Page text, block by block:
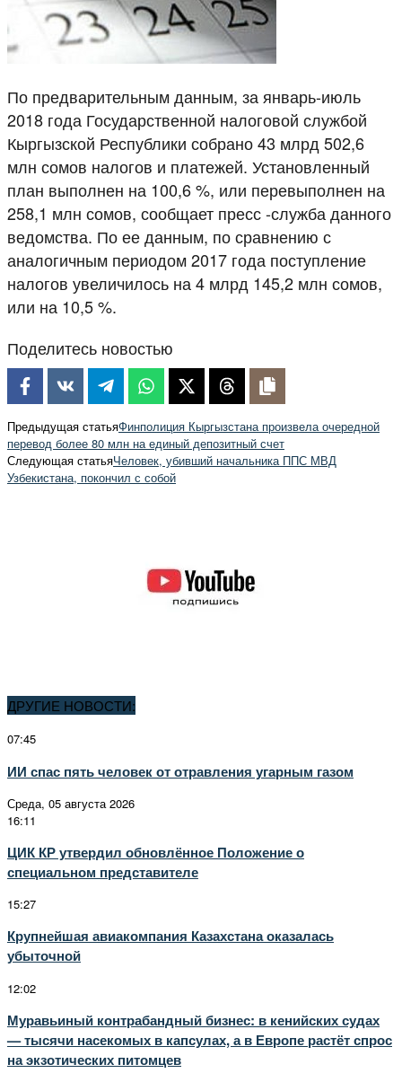
По предварительным данным, за январь-июль
2018 года Государственной налоговой службой
Кыргызской Республики собрано 43 млрд 502,6
млн сомов налогов и платежей. Установленный
план выполнен на 100,6 %, или перевыполнен на
258,1 млн сомов, сообщает пресс -служба данного
ведомства. По ее данным, по сравнению с
аналогичным периодом 2017 года поступление
налогов увеличилось на 4 млрд 145,2 млн сомов,
или на 10,5 %.
Поделитесь новостью
Предыдущая статьяФинполиция Кыргызстана произвела очередной
перевод более 80 млн на единый депозитный счет
Следующая статьяЧеловек, убивший начальника ППС МВД
Узбекистана, покончил с собой
ДРУГИЕ НОВОСТИ:
07:45
ИИ спас пять человек от отравления угарным газом
Среда, 05 августа 2026
16:11
ЦИК КР утвердил обновлённое Положение о
специальном представителе
15:27
Крупнейшая авиакомпания Казахстана оказалась
убыточной
12:02
Муравьиный контрабандный бизнес: в кенийских судах
— тысячи насекомых в капсулах, а в Европе растёт спрос
на экзотических питомцев